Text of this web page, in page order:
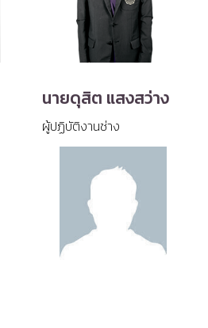
นายดุสิต แสงสว่าง
ผู้ปฏิบัติงานช่าง